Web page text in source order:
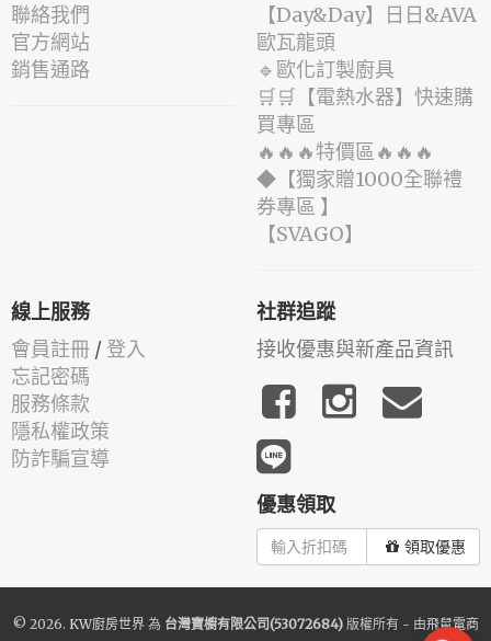
聯絡我們
官方網站
銷售通路
️【Day&Day】️日日&AVA
歐瓦龍頭
🔹歐化訂製廚具
🛒🛒【電熱水器】快速購
買專區
🔥🔥🔥特價區🔥🔥🔥
◆【獨家贈1000全聯禮
券專區 】
️【SVAGO】️
線上服務
會員註冊 / 登入
忘記密碼
服務條款
隱私權政策
防詐騙宣導
社群追蹤
接收優惠與新產品資訊
優惠領取
領取優惠
© 2026. KW廚房世界為 台灣寶櫥有限公司(53072684)版權所有 - 由飛鼠電商